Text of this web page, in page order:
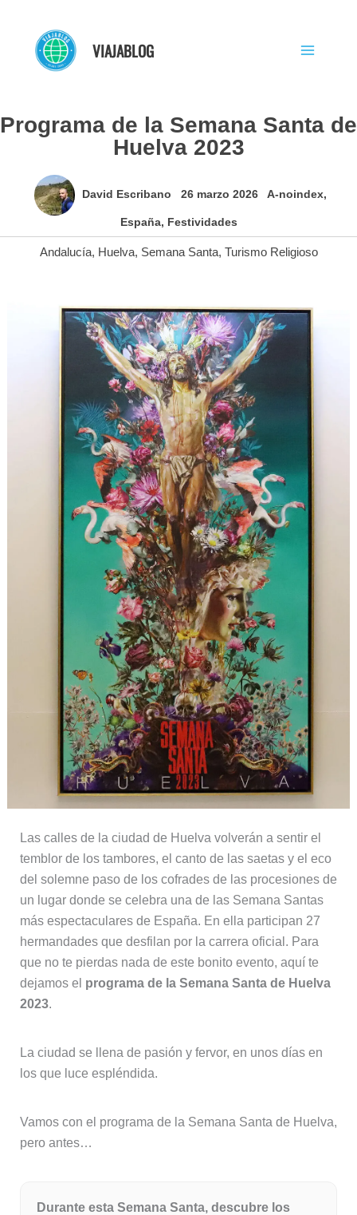
contenido
VIAJABLOG
Programa de la Semana Santa de
Huelva 2023
David Escribano 26 marzo 2026 A-noindex,
España, Festividades
Andalucía, Huelva, Semana Santa, Turismo Religioso
Las calles de la ciudad de Huelva volverán a sentir el
temblor de los tambores, el canto de las saetas y el eco
del solemne paso de los cofrades de las procesiones de
un lugar donde se celebra una de las Semana Santas
más espectaculares de España. En ella participan 27
hermandades que desfilan por la carrera oficial. Para
que no te pierdas nada de este bonito evento, aquí te
dejamos el programa de la Semana Santa de Huelva
2023.
La ciudad se llena de pasión y fervor, en unos días en
los que luce espléndida.
Vamos con el programa de la Semana Santa de Huelva,
pero antes…
Durante esta Semana Santa, descubre los